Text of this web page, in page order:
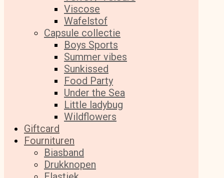
Viscose
Wafelstof
Capsule collectie
Boys Sports
Summer vibes
Sunkissed
Food Party
Under the Sea
Little ladybug
Wildflowers
Giftcard
Fournituren
Biasband
Drukknopen